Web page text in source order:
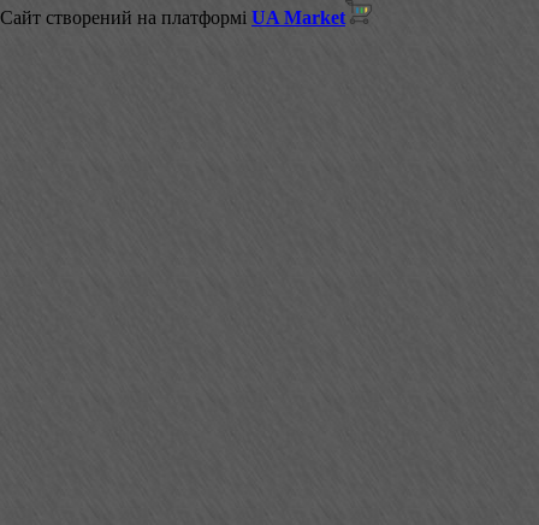
Сайт створений на платформі UA Market